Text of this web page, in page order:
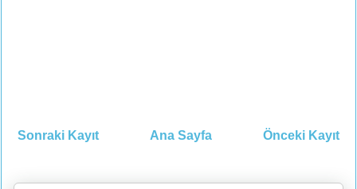
Sonraki Kayıt Önceki Kayıt
Ana Sayfa